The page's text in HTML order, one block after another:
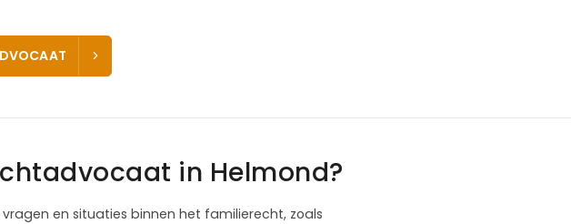
in Helmond?
en situaties binnen het familierecht, zoals